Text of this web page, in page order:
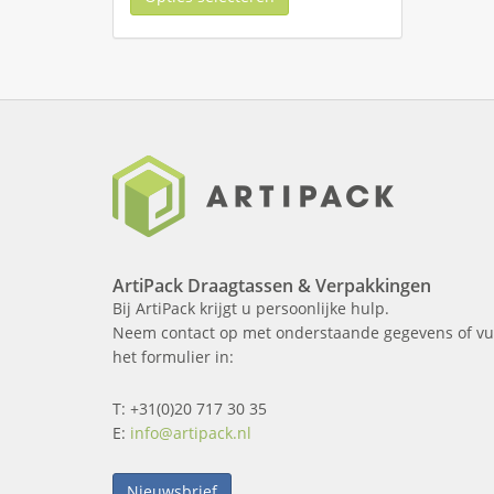
ArtiPack Draagtassen & Verpakkingen
Bij ArtiPack krijgt u persoonlijke hulp.
Neem contact op met onderstaande gegevens of
het formulier in:
T: +31(0)20 717 30 35
E: info@artipack.nl